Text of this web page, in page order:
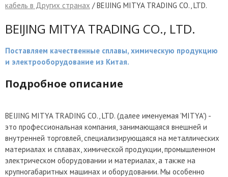
кабель в Других странах / BEIJING MITYA TRADING CO., LTD.
BEIJING MITYA TRADING CO., LTD.
Поставляем качественные сплавы, химическую продукцию
и электрооборудование из Китая.
Подробное описание
BEIJING MITYA TRADING CO., LTD. (далее именуемая 'MITYA') -
это профессиональная компания, занимающаяся внешней и
внутренней торговлей, специализирующаяся на металлических
материалах и сплавах, химической продукции, промышленном
электрическом оборудовании и материалах, а также на
крупногабаритных машинах и оборудовании. Мы особенно